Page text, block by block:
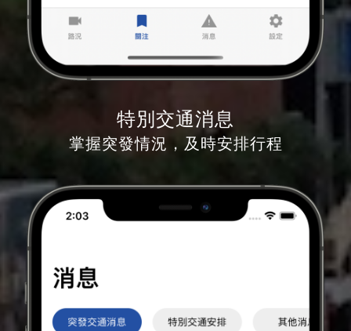
特別交通消息
掌握突發情況，及時安排行程